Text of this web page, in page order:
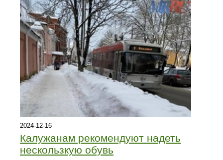
2024-12-16
Калужанам рекомендуют надеть
нескользкую обувь